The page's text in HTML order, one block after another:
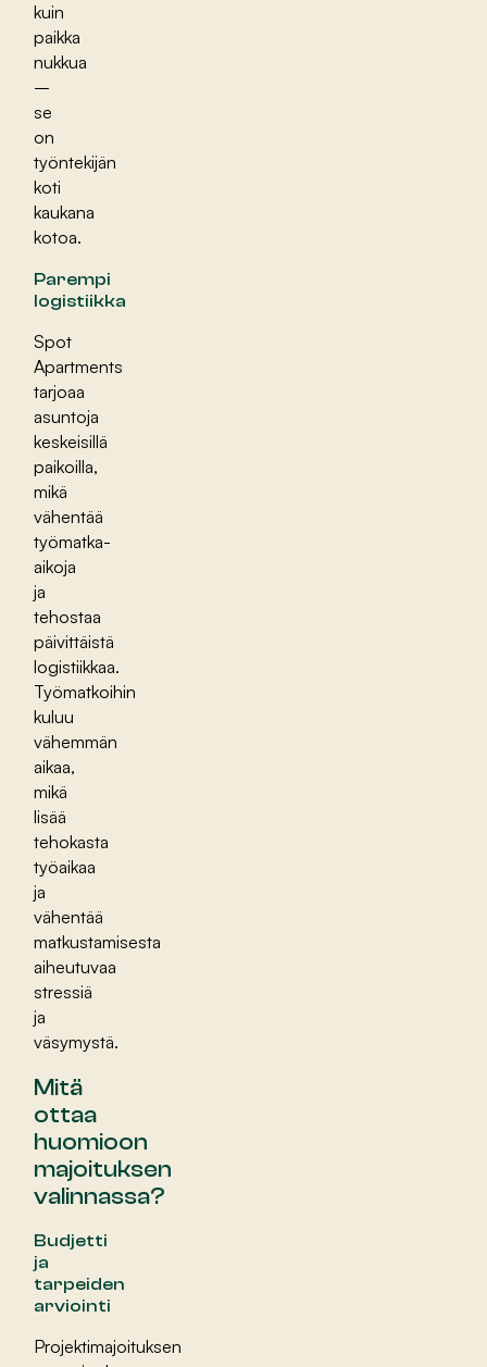
kuin
paikka
nukkua
–
se
on
työntekijän
koti
kaukana
kotoa.
Parempi
logistiikka
Spot
Apartments
tarjoaa
asuntoja
keskeisillä
paikoilla,
mikä
vähentää
työmatka-
aikoja
ja
tehostaa
päivittäistä
logistiikkaa.
Työmatkoihin
kuluu
vähemmän
aikaa,
mikä
lisää
tehokasta
työaikaa
ja
vähentää
matkustamisesta
aiheutuvaa
stressiä
ja
väsymystä.
Mitä
ottaa
huomioon
majoituksen
valinnassa?
Budjetti
ja
tarpeiden
arviointi
Projektimajoituksen